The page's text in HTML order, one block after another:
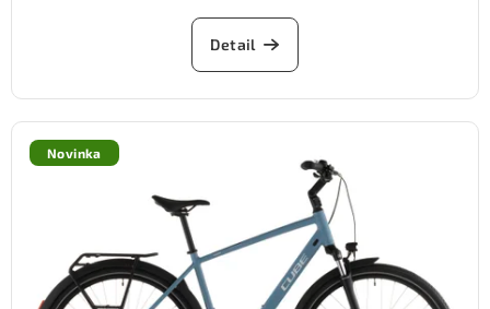
Detail
Novinka